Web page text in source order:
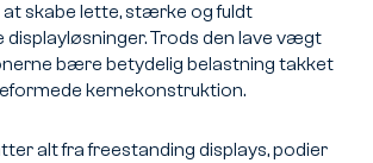
skabe lette, stærke og fuldt
displayløsninger. Trods den lave vægt
bære betydelig belastning takket
kernekonstruktion.
alt fra freestanding displays, podier